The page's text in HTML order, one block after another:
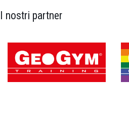
I nostri partner